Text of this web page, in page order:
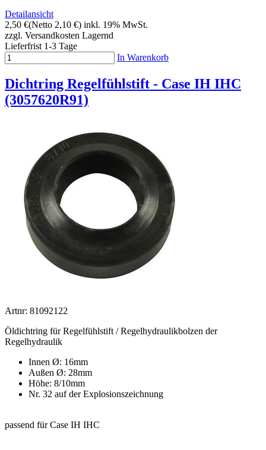
Detailansicht
2,50 €(Netto 2,10 €) inkl. 19% MwSt.
zzgl. Versandkosten Lagernd
Lieferfrist 1-3 Tage
In Warenkorb
Dichtring Regelfühlstift - Case IH IHC
(3057620R91)
Artnr: 81092122
Öldichtring für Regelfühlstift / Regelhydraulikbolzen der
Regelhydraulik
Innen Ø: 16mm
Außen Ø: 28mm
Höhe: 8/10mm
Nr. 32 auf der Explosionszeichnung
passend für Case IH IHC